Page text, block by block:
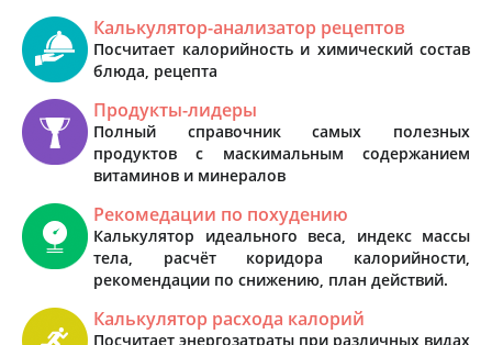
Калькулятор-анализатор рецептов
Посчитает калорийность и химический состав
блюда, рецепта
Продукты-лидеры
Полный справочник самых полезных
продуктов с маскимальным содержанием
витаминов и минералов
Рекомедации по похудению
Калькулятор идеального веса, индекс массы
тела, расчёт коридора калорийности,
рекомендации по снижению, план действий.
Калькулятор расхода калорий
Посчитает энергозатраты при различных видах